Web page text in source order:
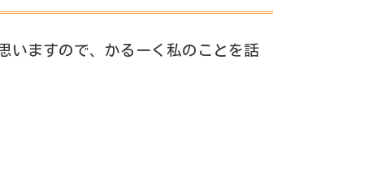
いますので、かるーく私のことを話